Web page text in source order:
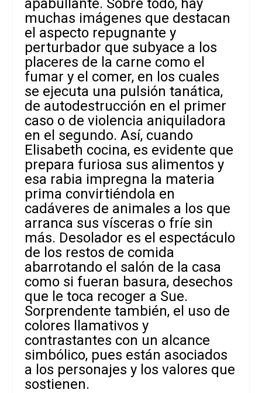
apabullante. Sobre todo, hay
muchas imágenes que destacan
el aspecto repugnante y
perturbador que subyace a los
placeres de la carne como el
fumar y el comer, en los cuales
se ejecuta una pulsión tanática,
de autodestrucción en el primer
caso o de violencia aniquiladora
en el segundo. Así, cuando
Elisabeth cocina, es evidente que
prepara furiosa sus alimentos y
esa rabia impregna la materia
prima convirtiéndola en
cadáveres de animales a los que
arranca sus vísceras o fríe sin
más. Desolador es el espectáculo
de los restos de comida
abarrotando el salón de la casa
como si fueran basura, desechos
que le toca recoger a Sue.
Sorprendente también, el uso de
colores llamativos y
contrastantes con un alcance
simbólico, pues están asociados
a los personajes y los valores que
sostienen.